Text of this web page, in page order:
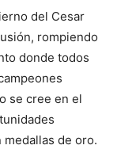
del Cesar
rompiendo
donde todos
se cree en el
de oro.